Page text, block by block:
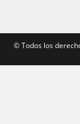
©️ Todos los